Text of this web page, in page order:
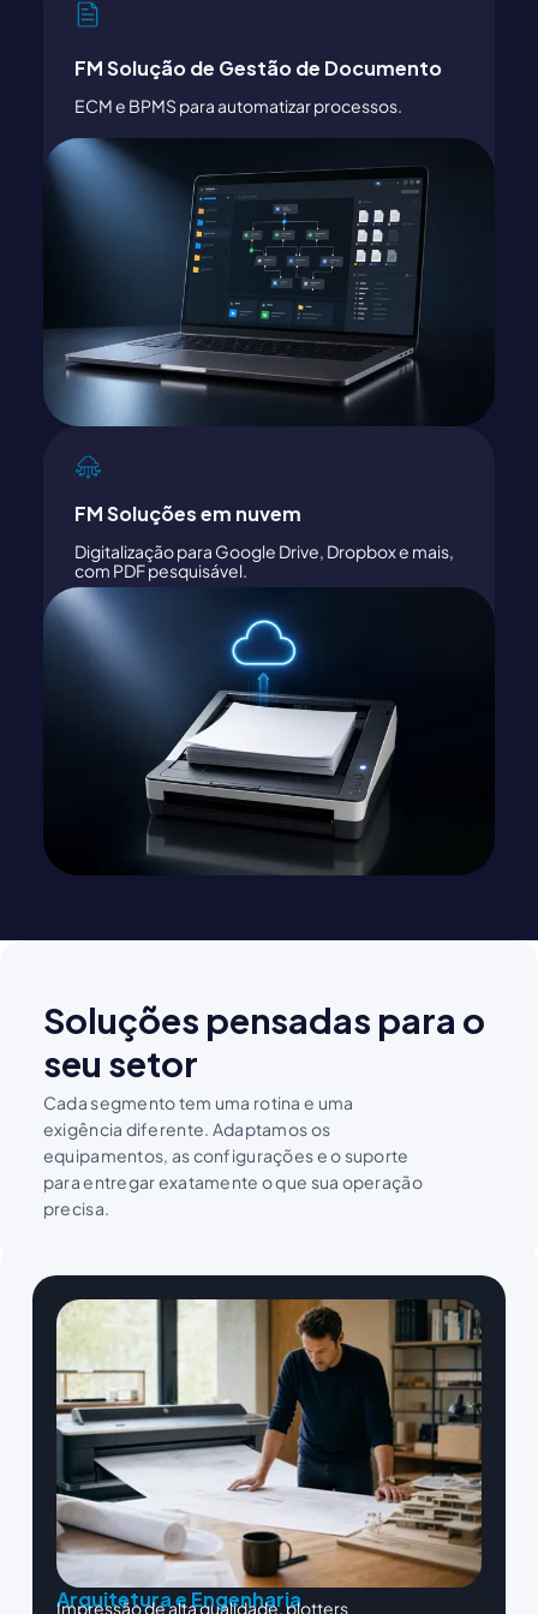
FM Solução de Gestão de Documento
ECM e BPMS para automatizar processos.
FM Soluções em nuvem
Digitalização para Google Drive, Dropbox e mais,
com PDF pesquisável.
Soluções pensadas para o
seu setor
Cada segmento tem uma rotina e uma
exigência diferente. Adaptamos os
equipamentos, as configurações e o suporte
para entregar exatamente o que sua operação
precisa.
Arquitetura e Engenharia
Impressão de alta qualidade, plotters